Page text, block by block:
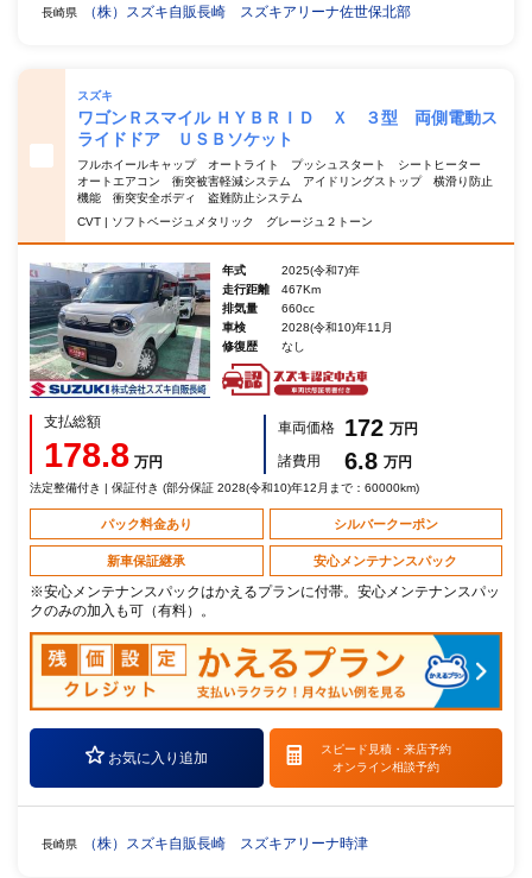
長崎県 （株）スズキ自販長崎 スズキアリーナ佐世保北部
スズキ
ワゴンＲスマイル ＨＹＢＲＩＤ Ｘ ３型 両側電動ス
ライドドア ＵＳＢソケット
フルホイールキャップ オートライト プッシュスタート シートヒーター
オートエアコン 衝突被害軽減システム アイドリングストップ 横滑り防止
機能 衝突安全ボディ 盗難防止システム
CVT | ソフトベージュメタリック グレージュ２トーン
年式
2025(令和7)年
走行距離
467Km
排気量
660cc
車検
2028(令和10)年11月
修復歴
なし
支払総額
178.8 万円
車両価格 172 万円
諸費用
6.8 万円
法定整備付き | 保証付き (部分保証 2028(令和10)年12月まで：60000km)
パック料金あり シルバークーポン
新車保証継承 安心メンテナンスパック
※安心メンテナンスパックはかえるプランに付帯。安心メンテナンスパッ
クのみの加入も可（有料）。
お気に入り追加
スピード見積・ 来店予約
オンライン相談予約
長崎県 （株）スズキ自販長崎 スズキアリーナ時津